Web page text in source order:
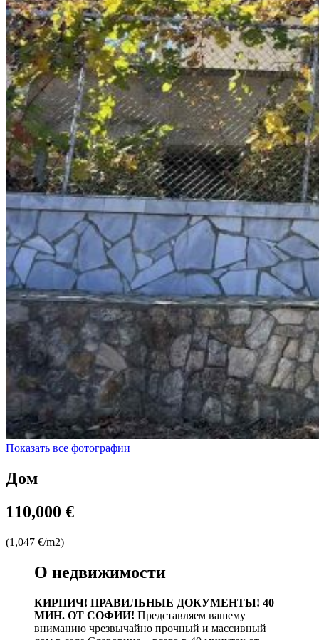
Показать все фотографии
Дом
110,000 €
(1,047 €/m2)
О недвижимости
КИРПИЧ! ПРАВИЛЬНЫЕ ДОКУМЕНТЫ! 40
МИН. ОТ СОФИИ! Представляем вашему
вниманию чрезвычайно прочный и массивный